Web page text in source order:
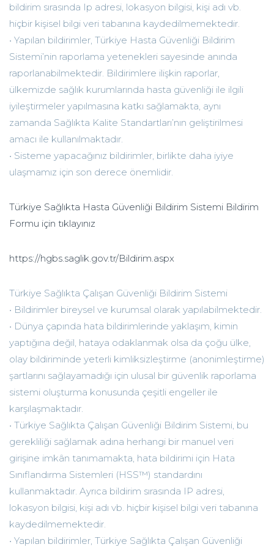
bildirim sırasında Ip adresi, lokasyon bilgisi, kişi adı vb.
hiçbir kişisel bilgi veri tabanına kaydedilmemektedir.
• Yapılan bildirimler, Türkiye Hasta Güvenliği Bildirim
Sistemi’nin raporlama yetenekleri sayesinde anında
raporlanabilmektedir. Bildirimlere ilişkin raporlar,
ülkemizde sağlık kurumlarında hasta güvenliği ile ilgili
iyileştirmeler yapılmasına katkı sağlamakta, aynı
zamanda Sağlıkta Kalite Standartları’nın geliştirilmesi
amacı ile kullanılmaktadır.
• Sisteme yapacağınız bildirimler, birlikte daha iyiye
ulaşmamız için son derece önemlidir.
Türkiye Sağlıkta Hasta Güvenliği Bildirim Sistemi Bildirim
Formu için tıklayınız
https://hgbs.saglik.gov.tr/Bildirim.aspx
Türkiye Sağlıkta Çalışan Güvenliği Bildirim Sistemi
• Bildirimler bireysel ve kurumsal olarak yapılabilmektedir.
• Dünya çapında hata bildirimlerinde yaklaşım, kimin
yaptığına değil, hataya odaklanmak olsa da çoğu ülke,
olay bildiriminde yeterli kimliksizleştirme (anonimleştirme)
şartlarını sağlayamadığı için ulusal bir güvenlik raporlama
sistemi oluşturma konusunda çeşitli engeller ile
karşılaşmaktadır.
• Türkiye Sağlıkta Çalışan Güvenliği Bildirim Sistemi, bu
gerekliliği sağlamak adına herhangi bir manuel veri
girişine imkân tanımamakta, hata bildirimi için Hata
Sınıflandırma Sistemleri (HSS™) standardını
kullanmaktadır. Ayrıca bildirim sırasında IP adresi,
lokasyon bilgisi, kişi adı vb. hiçbir kişisel bilgi veri tabanına
kaydedilmemektedir.
• Yapılan bildirimler, Türkiye Sağlıkta Çalışan Güvenliği